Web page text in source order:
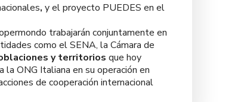
, y el proyecto PUEDES en el
trabajarán conjuntamente en
como el SENA, la Cámara de
y territorios que hoy
ONG Italiana en su operación en
de cooperación internacional